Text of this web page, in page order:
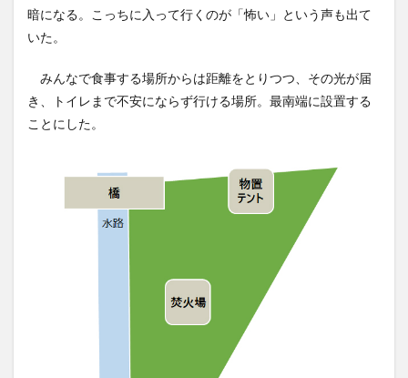
暗になる。こっちに入って行くのが「怖い」という声も出て
いた。
みんなで食事する場所からは距離をとりつつ、その光が届
き、トイレまで不安にならず行ける場所。最南端に設置する
ことにした。